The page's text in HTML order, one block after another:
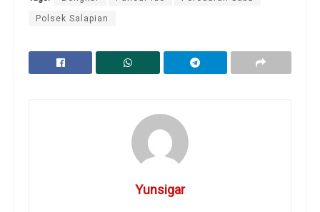
Polsek Salapian
Yunsigar